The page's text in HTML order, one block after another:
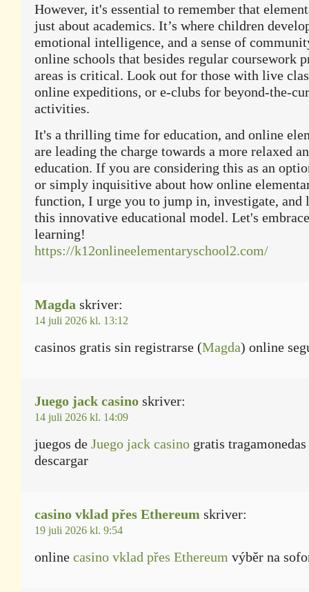
However, it's essential to remember that
just about academics. It’s where children
emotional intelligence, and a sense of
online schools that besides regular coursework
areas is critical. Look out for those with live
online expeditions, or e-clubs for beyond-the-
activities.
It's a thrilling time for education, and online
are leading the charge towards a more relaxed
education. If you are considering this as an
or simply inquisitive about how online
function, I urge you to jump in, investigate, and
this innovative educational model. Let's
learning!
https://k12onlineelementaryschool2.com/
Magda skriver:
14 juli 2026 kl. 13:12
casinos gratis sin registrarse (Magda) online
Juego jack casino skriver:
14 juli 2026 kl. 14:09
juegos de Juego jack casino gratis
descargar
casino vklad přes Ethereum skriver:
19 juli 2026 kl. 9:54
online casino vklad přes Ethereum výběr na